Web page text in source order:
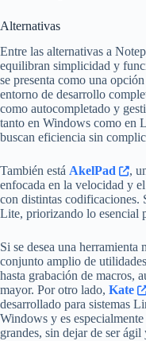
Alternativas
Entre las alternativas a
equilibran simplicidad y
se presenta como una
entorno de desarrollo
como autocompletado y
tanto en Windows como en
buscan eficiencia sin
También está AkelPad
,
enfocada en la velocidad y
con distintas codificaciones.
Lite, priorizando lo esencial
Si se desea una herramienta
conjunto amplio de
hasta grabación de macros,
mayor. Por otro lado, Kate
desarrollado para sistemas
Windows y es
grandes, sin dejar de ser ágil